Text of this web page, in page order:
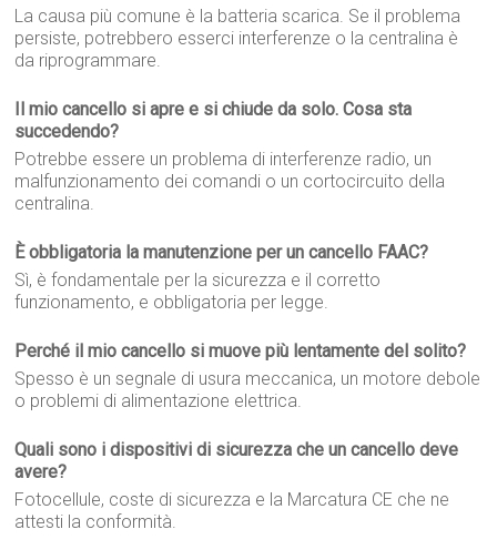
La causa più comune è la batteria scarica. Se il problema
persiste, potrebbero esserci interferenze o la centralina è
da riprogrammare.
Il mio cancello si apre e si chiude da solo. Cosa sta
succedendo?
Potrebbe essere un problema di interferenze radio, un
malfunzionamento dei comandi o un cortocircuito della
centralina.
È obbligatoria la manutenzione per un cancello FAAC?
Sì, è fondamentale per la sicurezza e il corretto
funzionamento, e obbligatoria per legge.
Perché il mio cancello si muove più lentamente del solito?
Spesso è un segnale di usura meccanica, un motore debole
o problemi di alimentazione elettrica.
Quali sono i dispositivi di sicurezza che un cancello deve
avere?
Fotocellule, coste di sicurezza e la Marcatura CE che ne
attesti la conformità.